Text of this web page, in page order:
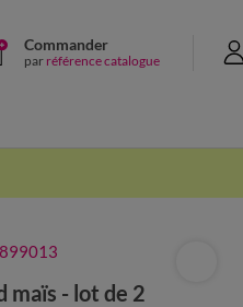
Commander
par référence catalogue
maïs - lot de 2